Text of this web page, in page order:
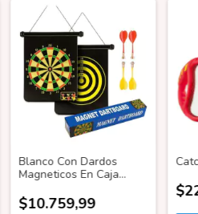
Blanco Con Dardos
Magneticos En Caja
$10.759,99